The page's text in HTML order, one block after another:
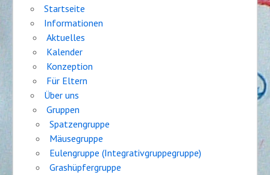
Startseite
Informationen
Aktuelles
Kalender
Konzeption
Für Eltern
Über uns
Gruppen
Spatzengruppe
Mäusegruppe
Eulengruppe (Integrativgruppegruppe)
Grashüpfergruppe